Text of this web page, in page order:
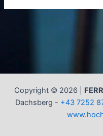
Copyright © 2026 |
Dachsberg - +43 7252